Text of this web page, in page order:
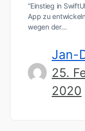
“Einstieg in
App zu
wegen der…
Jan-
25.
2020